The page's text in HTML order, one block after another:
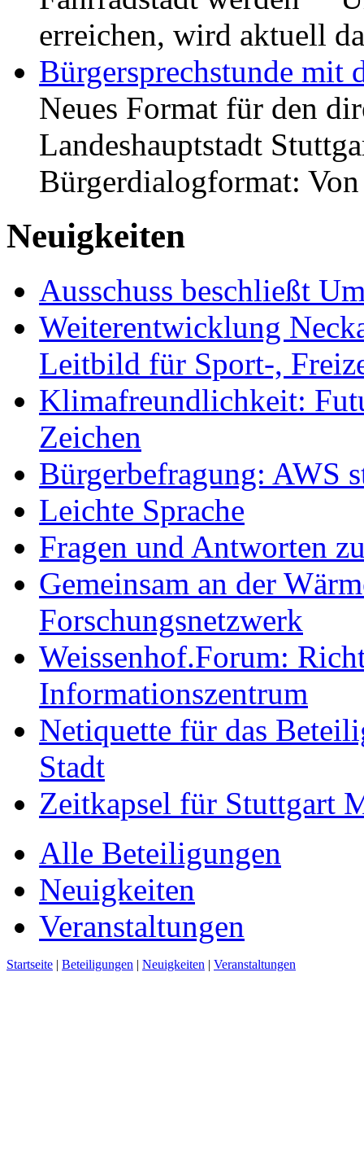
erreichen, wird aktuell
Bürgersprechstunde mit
Neues Format für den
Landeshauptstadt
Bürgerdialogformat:
Neuigkeiten
Ausschuss beschließt
Weiterentwicklung
Leitbild für Sport-,
Klimafreundlichkeit:
Zeichen
Bürgerbefragung: AWS
Leichte Sprache
Fragen und Antworten
Gemeinsam an der
Forschungsnetzwerk
Weissenhof.Forum:
Informationszentrum
Netiquette für das
Stadt
Zeitkapsel für Stuttgart
Alle Beteiligungen
Neuigkeiten
Veranstaltungen
Startseite | Beteiligungen | Neuigkeiten | Veranstaltungen